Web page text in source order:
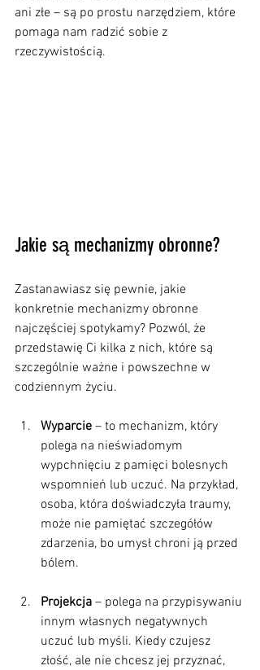
ani złe – są po prostu narzędziem, które
pomaga nam radzić sobie z
rzeczywistością.
Jakie są mechanizmy obronne?
Zastanawiasz się pewnie, jakie
konkretnie mechanizmy obronne
najczęściej spotykamy? Pozwól, że
przedstawię Ci kilka z nich, które są
szczególnie ważne i powszechne w
codziennym życiu.
Wyparcie – to mechanizm, który
polega na nieświadomym
wypchnięciu z pamięci bolesnych
wspomnień lub uczuć. Na przykład,
osoba, która doświadczyła traumy,
może nie pamiętać szczegółów
zdarzenia, bo umysł chroni ją przed
bólem.
Projekcja – polega na przypisywaniu
innym własnych negatywnych
uczuć lub myśli. Kiedy czujesz
złość, ale nie chcesz jej przyznać,